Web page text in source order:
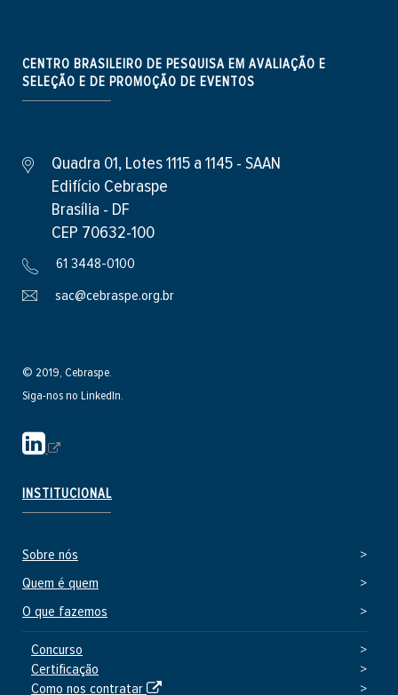
CENTRO BRASILEIRO DE PESQUISA EM AVALIAÇÃO E
SELEÇÃO E DE PROMOÇÃO DE EVENTOS
Quadra 01, Lotes 1115 a 1145 - SAAN
Edifício Cebraspe
Brasília - DF
CEP 70632-100
61 3448-0100
sac@cebraspe.org.br
© 2019, Cebraspe.
Siga-nos no LinkedIn.
S
t
e
x
t
n
o
INSTITUCIONAL
Sobre nós
Quem é quem
O que fazemos
Concurso
Certificação
Como nos contratar
S